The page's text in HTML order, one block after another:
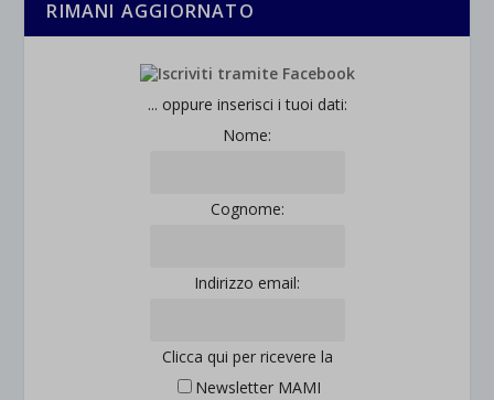
RIMANI AGGIORNATO
... oppure inserisci i tuoi dati:
Nome:
Cognome:
Indirizzo email:
Clicca qui per ricevere la
Newsletter MAMI